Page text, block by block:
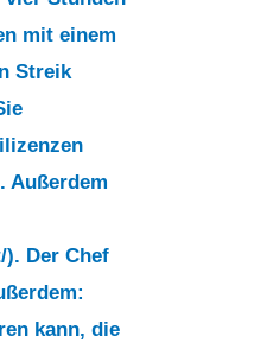
mit einem
Streik
Außerdem
Der Chef
kann, die